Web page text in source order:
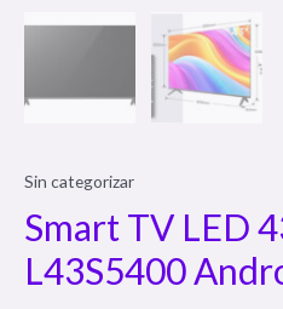
Sin categorizar
Smart TV LED
L43S5400